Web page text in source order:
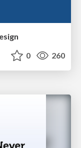
0 260